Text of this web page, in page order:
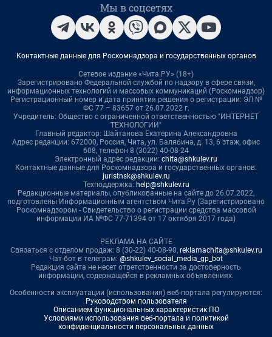
Мы в соцсетях
Контактные данные для Роскомнадзора и государственных органов
Сетевое издание «Чита.РУ» (18+)
Зарегистрировано Федеральной службой по надзору в сфере связи,
информационных технологий и массовых коммуникаций (Роскомнадзор)
Регистрационный номер и дата принятия решения о регистрации: ЭЛ №
ФС 77 – 83657 от 26.07.2022 г.
Учредитель: Общество с ограниченной ответственностью "ИНТЕРНЕТ
ТЕХНОЛОГИИ"
Главный редактор: Шайтанова Екатерина Александровна
Адрес редакции: 672000, Россия, Чита, ул. Балябина, д. 13, 6 этаж, офис
608, телефон 8 (3022) 40-08-24
Электронный адрес редакции: chita@shkulev.ru
Контактные данные для Роскомнадзора и государственных органов:
juristnsk@shkulev.ru
Техподдержка: help@shkulev.ru
Редакционные материалы, опубликованные на сайте до 26.07.2022,
подготовлены Информационным агентством Чита.Ру (Зарегистрировано
Роскомнадзором - Свидетельство о регистрации средства массовой
информации ИА №ФС 77-71394 от 17 октября 2017 года)
РЕКЛАМА НА САЙТЕ
Связаться с отделом продаж: 8 (30-22) 40-08-90, reklamachita@shkulev.ru
Чат-бот в телеграм: @shkulev_social_media_gp_bot
Редакция сайта не несет ответственности за достоверность
информации, содержащейся в рекламных объявлениях.
Особенности эксплуатации (использования) веб-портала регулируются:
Руководством пользователя
Описанием функциональных характеристик ПО
Условиями использования веб-портала и политикой
конфиденциальности персональных данных